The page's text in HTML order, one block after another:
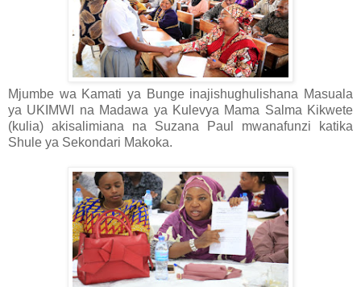
Mjumbe wa Kamati ya Bunge inajishughulishana Masuala
ya UKIMWI na Madawa ya Kulevya Mama Salma Kikwete
(kulia) akisalimiana na Suzana Paul mwanafunzi katika
Shule ya Sekondari Makoka.